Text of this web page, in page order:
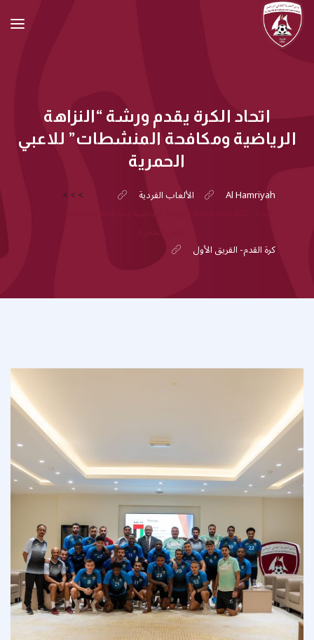
اتحاد الكرة يقدم ورشة “النزاهة
الرياضية ومكافحة المنشطات” للاعبي
الحمرية
Al Hamriyah
> الألعاب الفردية >
كرة القدم- الفريق الأول
>
للاعبي الحمرية